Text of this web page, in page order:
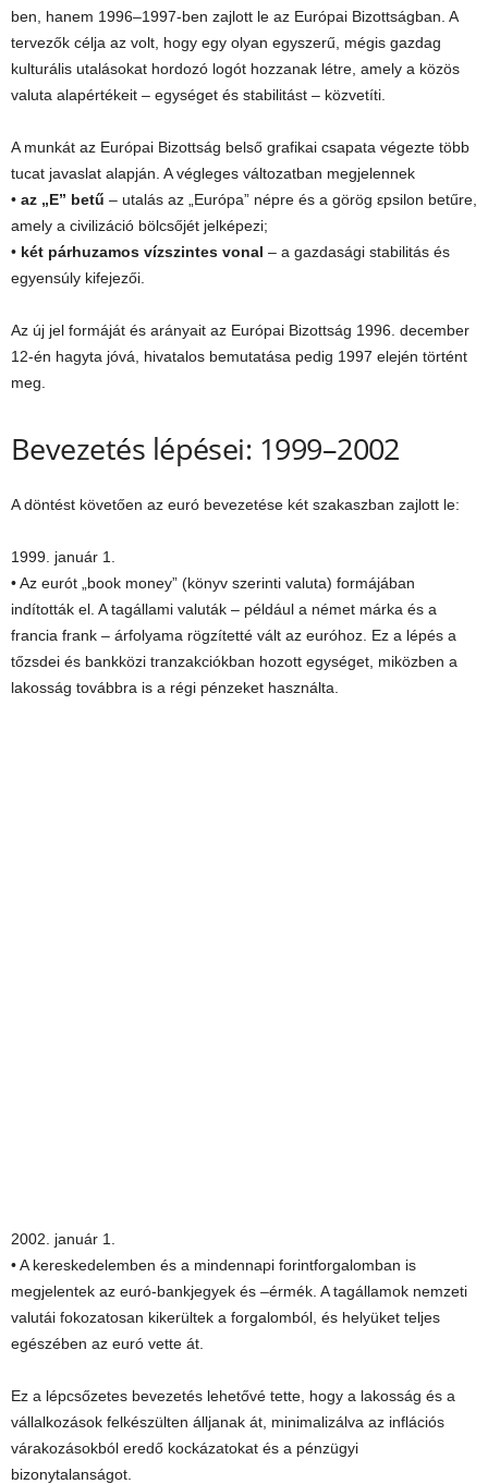
ben, hanem 1996–1997-ben zajlott le az Európai Bizottságban. A
tervezők célja az volt, hogy egy olyan egyszerű, mégis gazdag
kulturális utalásokat hordozó logót hozzanak létre, amely a közös
valuta alapértékeit – egységet és stabilitást – közvetíti.
A munkát az Európai Bizottság belső grafikai csapata végezte több
tucat javaslat alapján. A végleges változatban megjelennek
• az „E” betű – utalás az „Európa” népre és a görög εpsilon betűre,
amely a civilizáció bölcsőjét jelképezi;
• két párhuzamos vízszintes vonal – a gazdasági stabilitás és
egyensúly kifejezői.
Az új jel formáját és arányait az Európai Bizottság 1996. december
12-én hagyta jóvá, hivatalos bemutatása pedig 1997 elején történt
meg.
Bevezetés lépései: 1999–2002
A döntést követően az euró bevezetése két szakaszban zajlott le:
1999. január 1.
• Az eurót „book money” (könyv szerinti valuta) formájában
indították el. A tagállami valuták – például a német márka és a
francia frank – árfolyama rögzítetté vált az euróhoz. Ez a lépés a
tőzsdei és bankközi tranzakciókban hozott egységet, miközben a
lakosság továbbra is a régi pénzeket használta.
2002. január 1.
• A kereskedelemben és a mindennapi forintforgalomban is
megjelentek az euró-bankjegyek és –érmék. A tagállamok nemzeti
valutái fokozatosan kikerültek a forgalomból, és helyüket teljes
egészében az euró vette át.
Ez a lépcsőzetes bevezetés lehetővé tette, hogy a lakosság és a
vállalkozások felkészülten álljanak át, minimalizálva az inflációs
várakozásokból eredő kockázatokat és a pénzügyi
bizonytalanságot.